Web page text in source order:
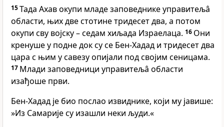
15Тада Ахав окупи младе заповеднике управитељâ
области, њих две стотине тридесет два, а потом
окупи сву војску – седам хиљада Израелаца. 16 Они
кренуше у подне док су се Бен-Хадад и тридесет два
цара с њим у савезу опијали под својим сеницама.
17 Млади заповедници управитељâ области
изађоше први.
Бен-Хадад је био послао извиднике, који му јавише:
»Из Самарије су изашли неки људи.«